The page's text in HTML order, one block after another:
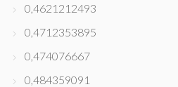
0,4621212493
0,4712353895
0,474076667
0,484359091